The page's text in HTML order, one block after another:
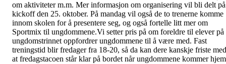
om aktiviteter m.m. Mer informasjon om organisering vil bli delt på
kickoff den 25. oktober. På mandag vil også de to trenerne komme
innom skolen for å presentere seg, og også fortelle litt mer om
Sportmix til ungdommene.Vi setter pris på om foreldre til elever på
ungdomstrinnet oppfordrer ungdommene til å være med. Fast
treningstid blir fredager fra 18-20, så da kan dere kanskje friste med
at fredagstacoen står klar på bordet når ungdommene kommer